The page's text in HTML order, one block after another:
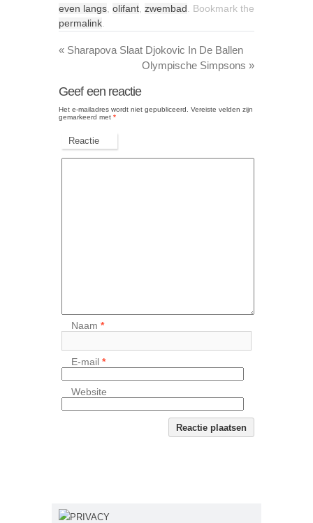
even langs olifant zwembad . Bookmark the
permalink
« Sharapova Slaat Djokovic In De Ballen
Olympische Simpsons »
Geef een reactie
Het e-mailadres wordt niet gepubliceerd.
Vereiste velden zijn
gemarkeerd met *
Reactie
Naam*
E-mail*
Website
PRIVACY